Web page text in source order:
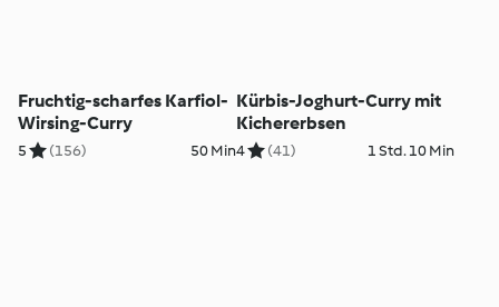
Fruchtig-scharfes Karfiol-
Wirsing-Curry
5 (156) 50 Min
Kürbis-Joghurt-Curry mit
Kichererbsen
4 (41) 1 Std. 10 Min